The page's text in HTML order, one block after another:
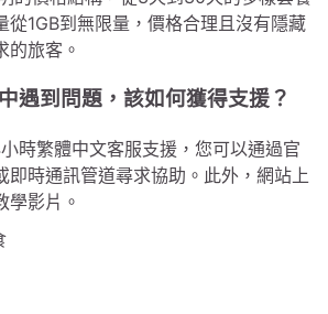
從1GB到無限量，價格合理且沒有隱藏
的旅客。
遇到問題，該如何獲得支援？
時繁體中文客服支援，您可以通過官
即時通訊管道尋求協助。此外，網站上
學影片。